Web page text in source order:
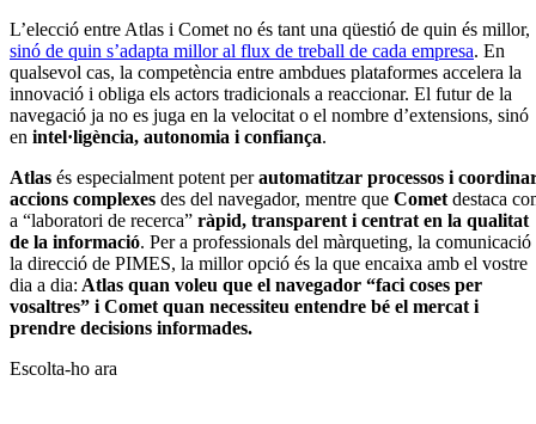
L’elecció entre Atlas i Comet no és tant una qüestió de quin és millor,
sinó de quin s’adapta millor al flux de treball de cada empresa. En
qualsevol cas, la competència entre ambdues plataformes accelera la
innovació i obliga els actors tradicionals a reaccionar. El futur de la
navegació ja no es juga en la velocitat o el nombre d’extensions, sinó
en intel·ligència, autonomia i confiança.
Atlas és especialment potent perautomatitzar processos i
accions complexes des del navegador, mentre que Comet destaca
a “laboratori de recerca” ràpid, transparent i centrat en la qualitat
de la informació. Per a professionals del màrqueting, la comunicació
la direcció de PIMES, la millor opció és la que encaixa amb el vostre
dia a dia: Atlas quan voleu que el navegador “faci coses per
vosaltres” i Comet quan necessiteu entendre bé el mercat i
prendre decisions informades.
Escolta-ho ara